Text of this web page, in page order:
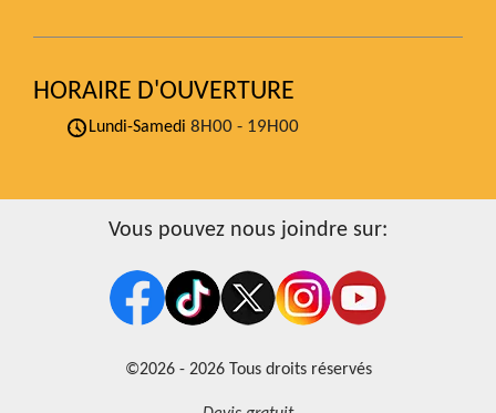
HORAIRE D'OUVERTURE
Lundi-Samedi 8H00 - 19H00
Vous pouvez nous joindre sur:
©2026 - 2026 Tous droits réservés